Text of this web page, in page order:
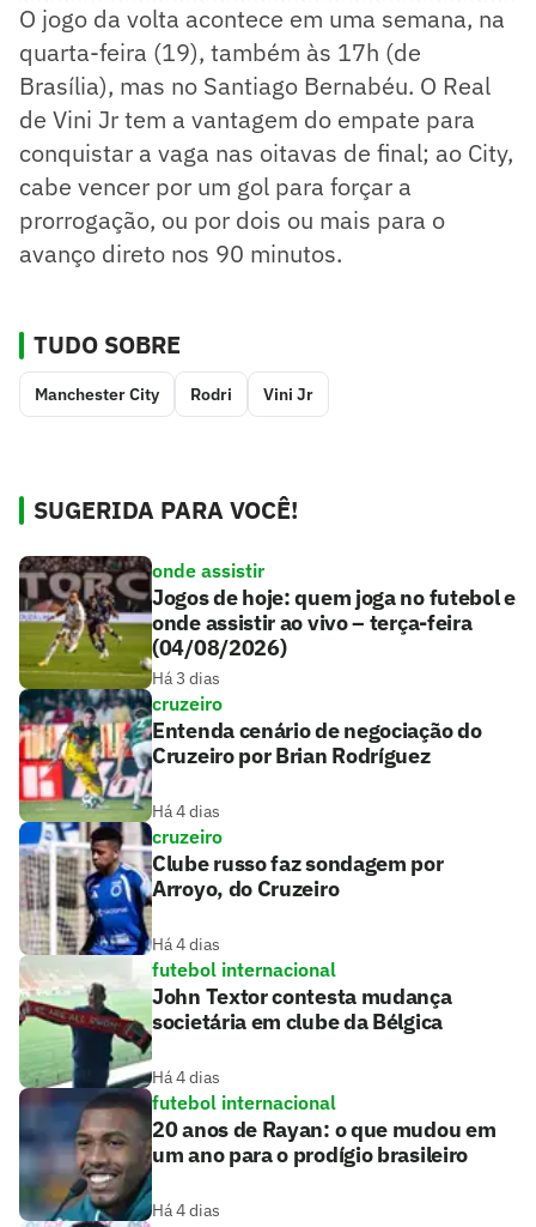
O jogo da volta acontece em uma semana, na
quarta-feira (19), também às 17h (de
Brasília), mas no Santiago Bernabéu. O Real
de Vini Jr tem a vantagem do empate para
conquistar a vaga nas oitavas de final; ao City,
cabe vencer por um gol para forçar a
prorrogação, ou por dois ou mais para o
avanço direto nos 90 minutos.
TUDO SOBRE
Manchester City Rodri Vini Jr
SUGERIDA PARA VOCÊ!
onde assistir
Jogos de hoje: quem joga no futebol e
onde assistir ao vivo – terça-feira
(04/08/2026)
Há 3 dias
cruzeiro
Entenda cenário de negociação do
Cruzeiro por Brian Rodríguez
Há 4 dias
cruzeiro
Clube russo faz sondagem por
Arroyo, do Cruzeiro
Há 4 dias
futebol internacional
John Textor contesta mudança
societária em clube da Bélgica
Há 4 dias
futebol internacional
20 anos de Rayan: o que mudou em
um ano para o prodígio brasileiro
Há 4 dias